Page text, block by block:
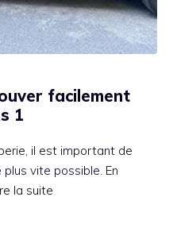
facilement
1
il est important de
vite possible. En
la suite